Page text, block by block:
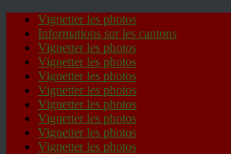
Vignetter les photos
Informations sur les cantons
Vignetter les photos
Vignetter les photos
Vignetter les photos
Vignetter les photos
Vignetter les photos
Vignetter les photos
Vignetter les photos
Vignetter les photos